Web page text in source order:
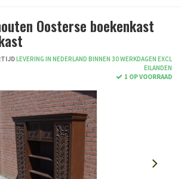
Oosterse boekenkast
LEVERING IN NEDERLAND BINNEN 30 WERKDAGEN EXCL
EILANDEN
1 OP VOORRAAD